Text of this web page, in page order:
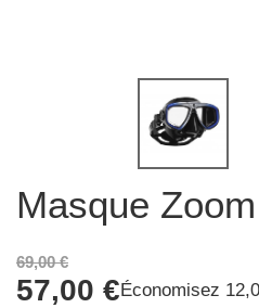
Masque
69,00 €
57,00 €Économisez